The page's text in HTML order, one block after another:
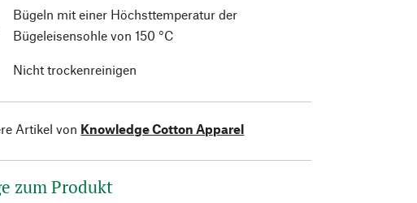
Bügeln mit einer Höchsttemperatur der
Bügeleisensohle von 150 °C
Nicht trockenreinigen
Artikel von Knowledge Cotton Apparel
zum Produkt